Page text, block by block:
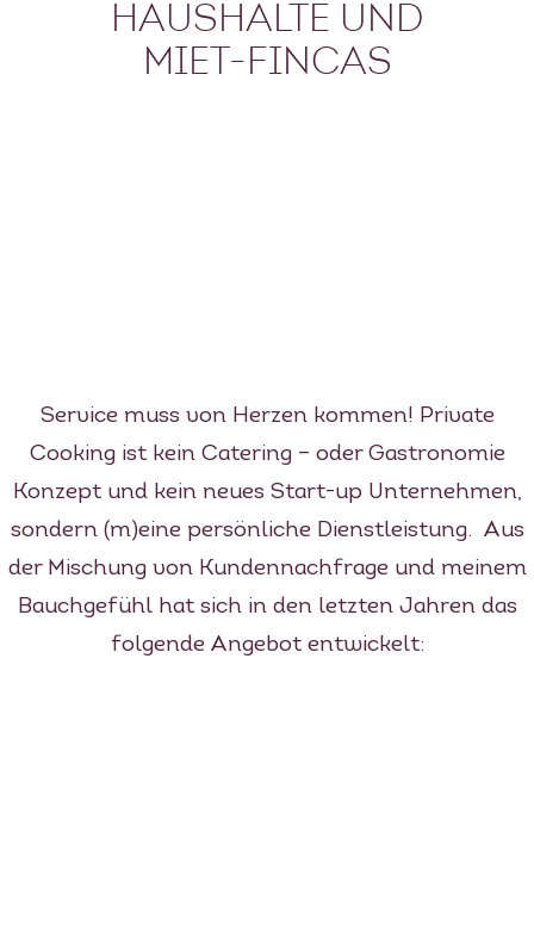
HAUSHALTE UND
MIET-FINCAS
Service muss von Herzen kommen! Private
Cooking ist kein Catering – oder Gastronomie
Konzept und kein neues Start-up Unternehmen,
sondern (m)eine persönliche Dienstleistung. Aus
der Mischung von Kundennachfrage und meinem
Bauchgefühl hat sich in den letzten Jahren das
folgende Angebot entwickelt: